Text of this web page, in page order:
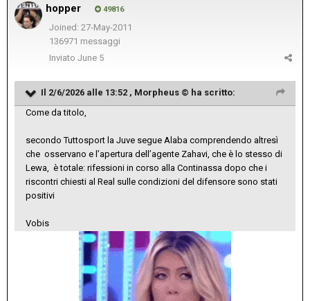
hopper 49816
Joined: 27-May-2011
136971 messaggi
Inviato June 5
Il 2/6/2026 alle 13:52 , Morpheus © ha scritto:
Come da titolo,
secondo Tuttosport la Juve segue Alaba comprendendo altresì
che osservano e l’apertura dell’agente Zahavi, che è lo stesso di
Lewa, è totale: rifessioni in corso alla Continassa dopo che i
riscontri chiesti al Real sulle condizioni del difensore sono stati
positivi
Vobis